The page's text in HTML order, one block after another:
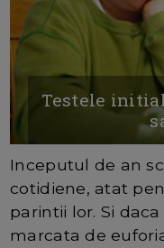
Testele
Inceputul de an
cotidiene, atat
parintii lor. Si
marcata de